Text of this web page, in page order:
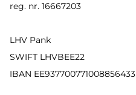
reg. nr. 16667203
LHV Pank
SWIFT LHVBEE22
IBAN EE937700771008856433